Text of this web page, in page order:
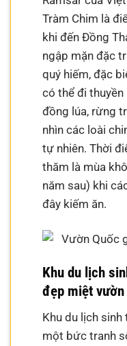
Tràm Chim là
khi đến Đồng
ngập mặn đặc
quý hiếm, đặc
có thể đi
đồng lúa, rừng
nhìn các loài
tự nhiên. Thời
thăm là mùa
năm sau) khi
đây kiếm ăn.
Khu du lịch
đẹp miệt vườn
Khu du lịch sinh
một bức tranh